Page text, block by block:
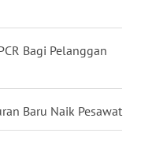
Bagi Pelanggan
Baru Naik Pesawat